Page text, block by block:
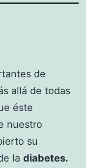
de
allá de todas
éste
nuestro
su
la diabetes.